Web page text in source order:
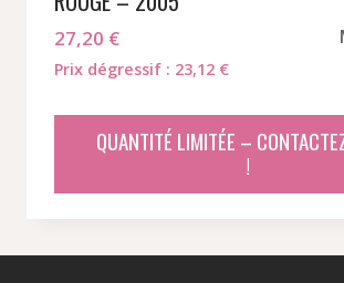
27,20 €
Prix dégressif : 23,12 €
QUANTITÉ LIMITÉE –
!